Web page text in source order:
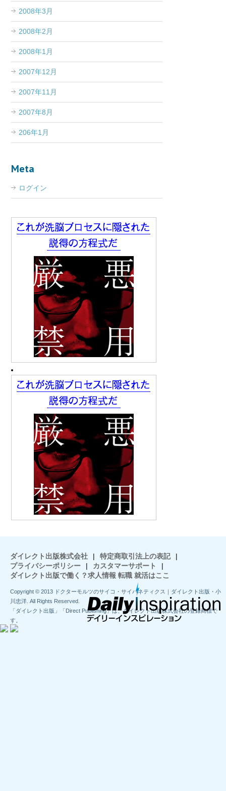
2008年3月
2008年2月
2008年1月
2007年12月
2007年11月
2007年8月
206年1月
Meta
ログイン
ダイレクト出版株式会社 | 特定商取引法上の表記
|
プライバシーポリシー
| カスタマーサポート
|
ダイレクト出版で働く？求人情報 転職 就活はここ
Copyright © 2013 ドクターモルツのサイコ・サイバネティクス｜ダイレクト出版・小
川忠洋. All Rights Reserved.
「ダイレクト出版」「Direct Publishing」は、ダイレクト出版株式会社の登録商標で
す。